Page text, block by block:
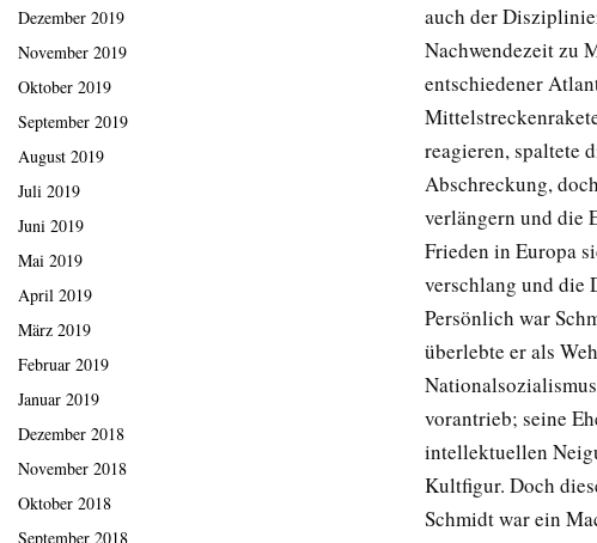
auch der
Nachwendezeit zu
entschiedener
reagieren, spaltete
Abschreckung,
verlängern und die
Frieden in Europa
verschlang und die
Persönlich war
überlebte er als
vorantrieb; seine
intellektuellen
Kultfigur. Doch
Schmidt war ein
Dezember 2019
November 2019
Oktober 2019
September 2019
August 2019
Juli 2019
Juni 2019
Mai 2019
April 2019
März 2019
Februar 2019
Januar 2019
Dezember 2018
November 2018
Oktober 2018
September 2018